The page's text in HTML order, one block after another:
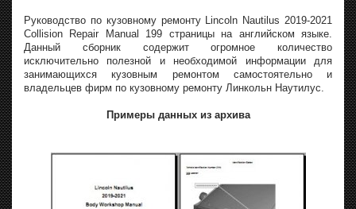
Руководство по кузовному ремонту Lincoln Nautilus 2019-2021
Collision Repair Manual 199 страницы на английском языке.
Данный сборник содержит огромное количество
исключительно полезной и необходимой информации для
занимающихся кузовным ремонтом самостоятельно и
владельцев фирм по кузовному ремонту Линкольн Наутилус.
Примеры данных из архива